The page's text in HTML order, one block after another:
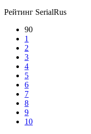
Рейтинг SerialRus
90
1
2
3
4
5
6
7
8
9
10